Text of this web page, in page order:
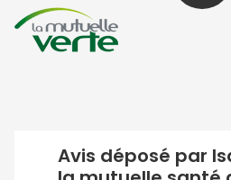
Avis déposé par